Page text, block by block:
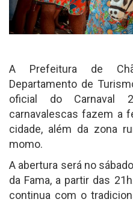
A Prefeitura de
Departamento de
oficial do Carnaval
carnavalescas fazem a
cidade, além da zona
momo.
A abertura será no
da Fama, a partir das
continua com o